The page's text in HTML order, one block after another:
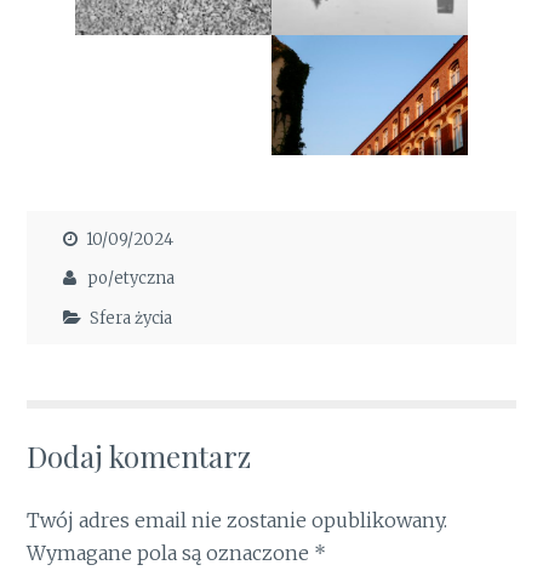
10/09/2024
po/etyczna
Sfera życia
Dodaj komentarz
Twój adres email nie zostanie opublikowany.
Wymagane pola są oznaczone *